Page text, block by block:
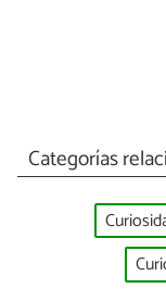
Categorías